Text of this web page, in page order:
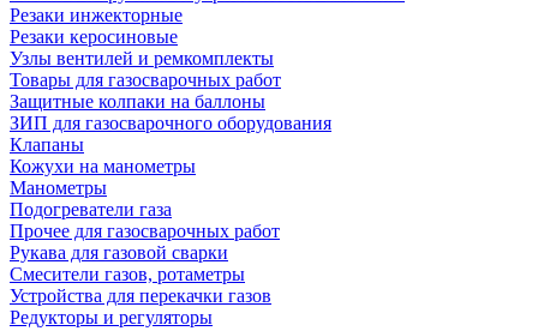
Резаки инжекторные
Резаки керосиновые
Узлы вентилей и ремкомплекты
Товары для газосварочных работ
Защитные колпаки на баллоны
ЗИП для газосварочного оборудования
Клапаны
Кожухи на манометры
Манометры
Подогреватели газа
Прочее для газосварочных работ
Рукава для газовой сварки
Смесители газов, ротаметры
Устройства для перекачки газов
Редукторы и регуляторы